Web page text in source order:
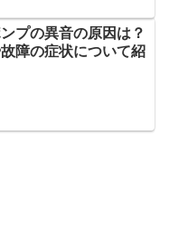
プの異音の原因は？
障の症状について紹